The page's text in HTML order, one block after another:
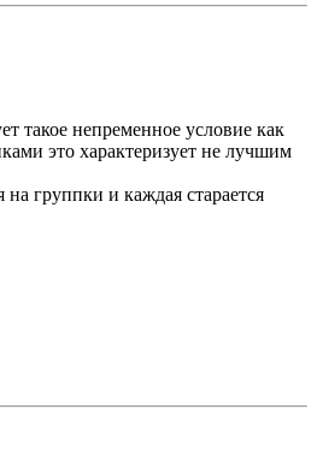
такое непременное условие как
это характеризует не лучшим
группки и каждая старается